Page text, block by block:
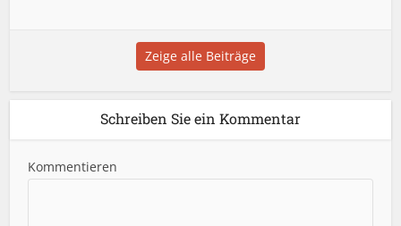
Zeige alle Beiträge
Schreiben Sie ein Kommentar
Kommentieren